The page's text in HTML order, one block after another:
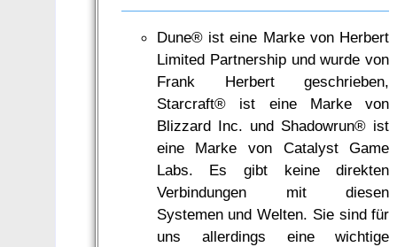
Dune® ist eine Marke von Herbert
Limited Partnership und wurde von
Frank Herbert geschrieben,
Starcraft® ist eine Marke von
Blizzard Inc. und Shadowrun® ist
eine Marke von Catalyst Game
Labs. Es gibt keine direkten
Verbindungen mit diesen
Systemen und Welten. Sie sind für
uns allerdings eine wichtige